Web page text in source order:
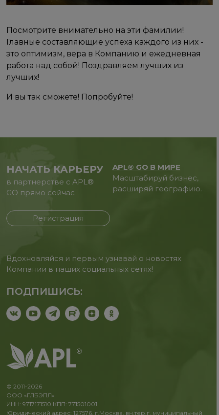
Посмотрите внимательно на эти фамилии!
Главные составляющие успеха каждого из них -
это оптимизм, вера в Компанию и ежедневная
работа над собой! Поздравляем лучших из
лучших!
И вы так сможете! Попробуйте!
НАЧАТЬ КАРЬЕРУ
в партнерстве с APL®
GO прямо сейчас
Регистрация
APL® GO В МИРЕ
Масштабируй бизнес,
расширяй географию.
Вдохновляйся и первым узнавай о новостях
Компании в наших социальных сетях!
ПОДПИШИСЬ:
© 2011-2026
ООО «ГЛБЭПЛ»
ИНН: 9717171510 КПП: 771501001
Юридический адрес: 127576, г.Москва, вн.тер.г. муниципальный